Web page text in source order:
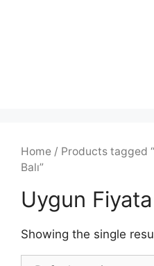
Home / Products tagged
Balı”
Uygun
Showing the single